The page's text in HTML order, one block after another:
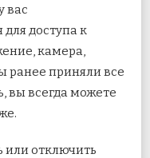
вас
доступа к
камера,
ранее приняли все
вы всегда можете
или отключить